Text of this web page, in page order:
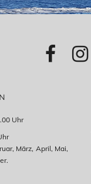
Uhr
März, April, Mai,